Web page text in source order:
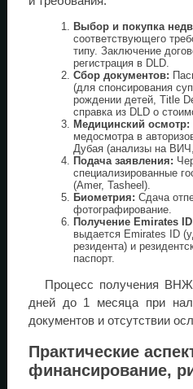
Выбор и покупка
соответствующего
типу. Заключение
регистрация в DLD.
Сбор документов:
(для спонсирования
рождении детей, Title
справка из DLD о
Медицинский осмотр:
медосмотра в
Дубая (анализы на
Подача заявления:
специализированные
(Amer, Tasheel).
Биометрия: Сдача
фотографирование.
Получение Emirates
выдается Emirates ID
резидента) и
паспорт.
Процесс получения
дней до 1 месяца при
документов и отсутствии
Практические
финансирование,